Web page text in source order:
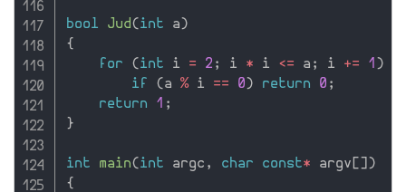
bool Jud(int a)
{
for
(int i = 2 ; i * i <= a ; i += 1 )
if
(a % i == 0) return 0 ;
return
1 ;
}
int main(int argc , char const* argv [] )
{